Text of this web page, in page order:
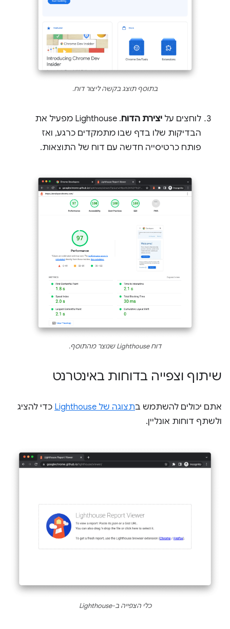
בתוסף תוצג בקשה ליצור דוח.
לוחצים על יצירת הדוח
. Lighthouse מפעיל את
הבדיקות שלו בדף שבו מתמקדים כרגע, ואז
פותח כרטיסייה חדשה עם דוח של התוצאות.
דוח Lighthouse שנוצר מהתוסף.
שיתוף וצפייה בדוחות באינטרנט
אתם יכולים להשתמש בתצוגה של Lighthouse
כדי להציג
ולשתף דוחות אונליין.
כלי הצפייה ב-Lighthouse